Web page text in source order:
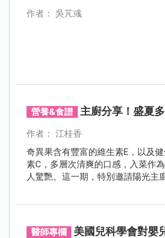
作者： 吳芃彧
營養&食譜 主廚分享！盛夏
作者： 江桂香
奇異果含有豐富的維生素E，以及
素C，多層次清爽的口感，入菜作
人驚艷。這一期，特別邀請陽光主
醫師專欄
美國兒科學會對嬰